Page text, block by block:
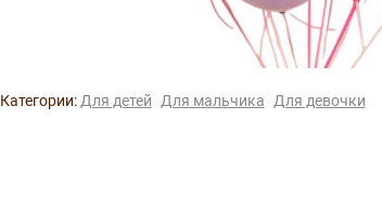
Категории: Для детей Для мальчика Для девочки